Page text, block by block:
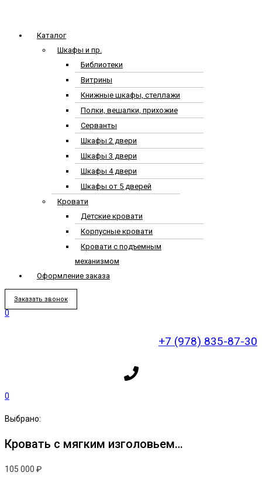
Каталог
Шкафы и пр.
Библиотеки
Витрины
Книжные шкафы, стеллажи
Полки, вешалки, прихожие
Серванты
Шкафы 2 двери
Шкафы 3 двери
Шкафы 4 двери
Шкафы от 5 дверей
Кровати
Детские кровати
Корпусные кровати
Кровати с подъемным
механизмом
Оформление заказа
Заказать звонок
0
+7 (978) 835-87-30
0
Выбрано:
Кровать с мягким изголовьем…
105 000 ₽